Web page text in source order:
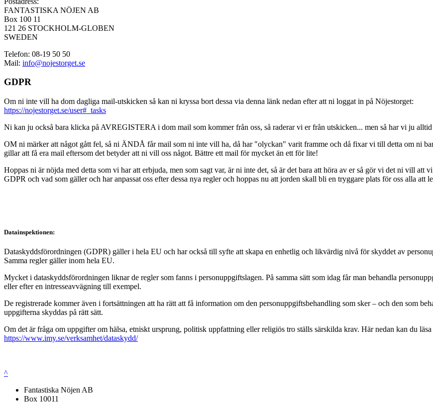
FANTASTISKA NÖJEN AB
Box 100 11
121 26 STOCKHOLM-GLOBEN
SWEDEN
Telefon: 08-19 50 50
Mail: info@nojestorget.se
GDPR
Om ni inte vill ha dom dagliga mail-utskicken så kan ni kryssa bort dessa via denna länk nedan efter att ni loggat in på Nöjestorget:
https://nojestorget.se/user#_tasks
Ni kan ju också bara klicka på AVREGISTERA i dom mail som kommer från oss, så raderar vi er från utskicken... men så har vi ju
OM ni märker att något gått fel, så ni ÄNDÅ får mail som ni inte vill ha, då har "olyckan" varit framme och då fixar vi till detta om ni
gillar att få era mail eftersom det betyder att ni vill oss något. Bättre ett mail för mycket än ett för lite!
Hoppas ni är nöjda med detta som vi har att erbjuda, men som sagt var, är ni inte det, så är det bara att höra av er så gör vi det ni vill
GDPR och vad som gäller och har anpassat oss efter dessa nya regler och hoppas nu att jorden skall bli en tryggare plats för oss alla att
Datainspektionen:
Dataskyddsförordningen (GDPR) gäller i hela EU och har också till syfte att skapa en enhetlig och likvärdig nivå för skyddet av
Samma regler gäller inom hela EU.
Mycket i dataskyddsförordningen liknar de regler som fanns i personuppgiftslagen. På samma sätt som idag får man behandla
eller efter en intresseavvägning till exempel.
De registrerade kommer även i fortsättningen att ha rätt att få information om den personuppgiftsbehandling som sker – och den som
uppgifterna skyddas på rätt sätt.
Om det är fråga om uppgifter om hälsa, etniskt ursprung, politisk uppfattning eller religiös tro ställs särskilda krav. Här nedan kan du
https://www.imy.se/verksamhet/dataskydd/
^
Fantastiska Nöjen AB
Box 10011